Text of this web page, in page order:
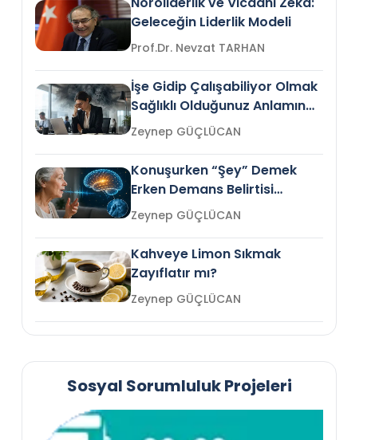
Geleceğin Liderlik Modeli
Prof.Dr. Nevzat TARHAN
İşe Gidip Çalışabiliyor Olmak
Sağlıklı Olduğunuz Anlamına
Gelir mi?Zeynep GÜÇLÜCAN
Konuşurken “Şey” Demek
Erken Demans Belirtisi
Olabilir mi?Zeynep GÜÇLÜCAN
Kahveye Limon Sıkmak
Zayıflatır mı?
Zeynep GÜÇLÜCAN
Sosyal Sorumluluk Projeleri